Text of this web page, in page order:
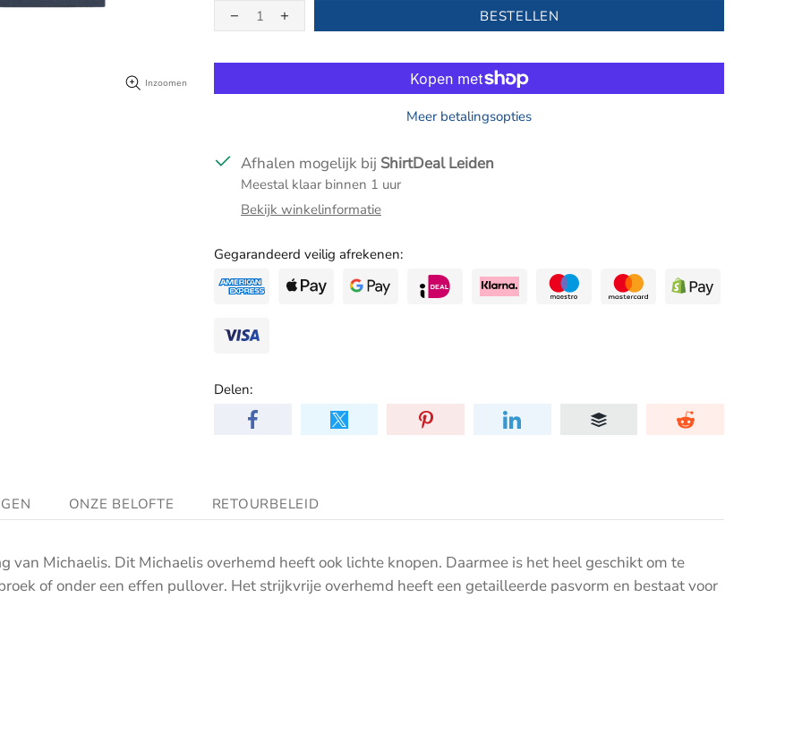
Inzoomen
BESTELLEN
Meer betalingsopties
Afhalen mogelijk bij ShirtDeal Leiden
Meestal klaar binnen 1 uur
Bekijk winkelinformatie
Gegarandeerd veilig afrekenen:
Delen:
ONZE BELOFTE RETOURBELEID
van Michaelis. Dit Michaelis overhemd heeft ook lichte knopen. Daarmee is het heel geschikt om te
of onder een effen pullover. Het strijkvrije overhemd heeft een getailleerde pasvorm en bestaat voor